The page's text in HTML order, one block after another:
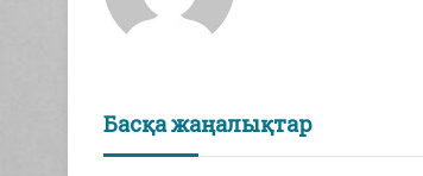
Басқа жаңалықтар